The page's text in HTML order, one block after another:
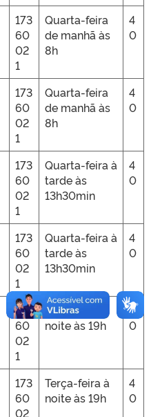
173
60
02
1
Quarta-feira
de manhã às
8h
4
0
173
60
02
1
Quarta-feira
de manhã às
8h
4
0
173
60
02
1
Quarta-feira à
tarde às
13h30min
4
0
173
60
02
1
Quarta-feira à
tarde às
13h30min
4
0
173
60
02
1
Terça-feira à
noite às 19h
4
0
173
60
02
Terça-feira à
noite às 19h
4
0